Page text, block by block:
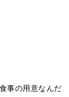
事の用意なんだ